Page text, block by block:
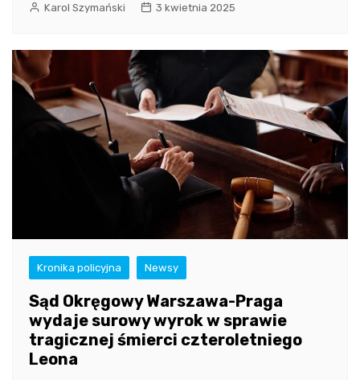
Karol Szymański 3 kwietnia 2025
Kronika policyjna Newsy
Sąd Okręgowy Warszawa-Praga
wydaje surowy wyrok w sprawie
tragicznej śmierci czteroletniego
Leona